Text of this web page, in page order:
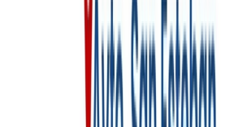
agentes de transformación digital de la
significativas:
La principal ventaja radica en el
digitales y expertos en transformación
de contar con el apoyo cercano de agentes